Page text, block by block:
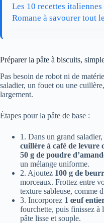
Les 10 recettes
Romane à savourer tout
Préparer la pâte à biscuits,
Pas besoin de robot ni de
saladier, un fouet ou une
largement.
Étapes pour la pâte de base :
1. Dans un grand
cuillère à café de levure
50 g de poudre
un mélange uniforme.
2. Ajoutez 100 g de
morceaux. Frottez entre
texture sableuse, comme
3. Incorporez 1 œuf
fourchette, puis finissez à
pâte lisse et souple.